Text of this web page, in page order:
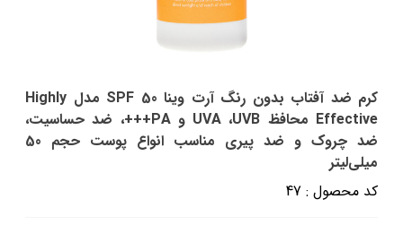
کرم ضد آفتاب بدون رنگ آرت وینا SPF 50 مدل Highly
Effective ‌محافظ UVA ،UVB و PA+++، ضد حساسیت،
ضد چروک و ضد پیری مناسب انواع پوست‌ حجم 50
میلی‌لیتر
کد محصول : 47